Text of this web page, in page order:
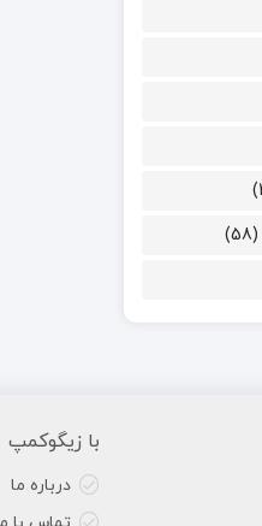
(58)
با زیگوکمپ
درباره ما